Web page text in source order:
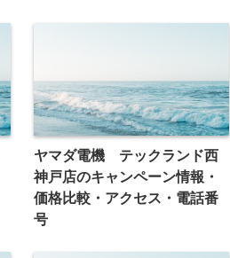
ヤマダ電機 テックランド西
神戸店のキャンペーン情報・
価格比較・アクセス・電話番
号